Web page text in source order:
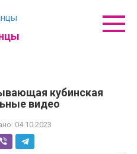
кубинская
видео
04.10.2023